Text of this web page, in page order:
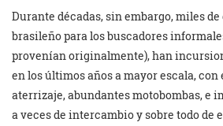
Durante décadas, sin embargo, miles
brasileño para los buscadores
provenían originalmente), han
en los últimos años a mayor escala, con
aterrizaje, abundantes motobombas, e
a veces de intercambio y sobre todo de